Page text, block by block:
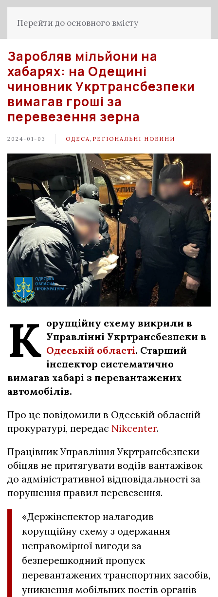
Перейти до основного вмісту
Заробляв мільйони на
хабарях: на Одещині
чиновник Укртрансбезпеки
вимагав гроші за
перевезення зерна
2024-01-03 ОДЕСА РЕГІОНАЛЬНІ НОВИНИ
К орупційну схему викрили в
Управлінні Укртрансбезпеки в
Одеській області. Старший
інспектор систематично
вимагав хабарі з перевантажених
автомобілів.
Про це повідомили в Одеській обласній
прокуратурі, передає Nikcenter.
Працівник Управління Укртрансбезпеки
обіцяв не притягувати водіїв вантажівок
до адміністративної відповідальності за
порушення правил перевезення.
«Держінспектор налагодив
корупційну схему з одержання
неправомірної вигоди за
безперешкодний пропуск
перевантажених транспортних засобів,
уникнення мобільних постів органів